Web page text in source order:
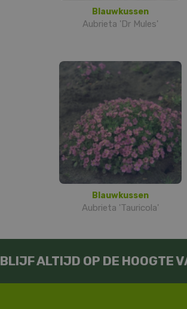
Blauwkussen
Aubrieta 'Dr Mules'
Blauwkussen
Aubrieta 'Tauricola'
BLIJF ALTIJD OP DE HOOGTE